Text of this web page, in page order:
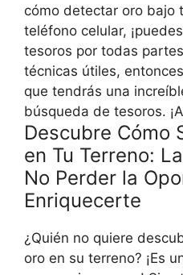
cómo detectar oro bajo
teléfono celular,
tesoros por todas
técnicas útiles,
que tendrás una
búsqueda de tesoros.
Descubre Cómo
en Tu Terreno:
No Perder la
Enriquecerte
¿Quién no quiere
oro en su terreno? ¡Es